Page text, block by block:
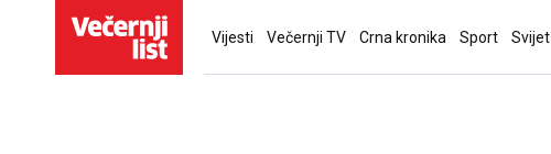
Vijesti Večernji TV Crna kronika Sport Svijet